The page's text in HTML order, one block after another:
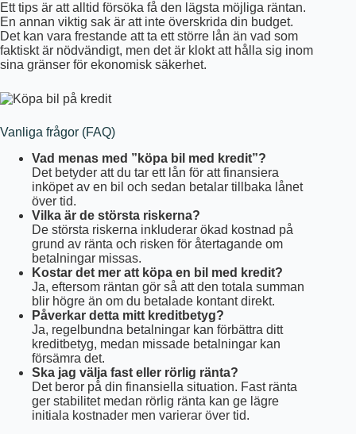
Ett tips är att alltid försöka få den lägsta möjliga räntan.
En annan viktig sak är att inte överskrida din budget.
Det kan vara frestande att ta ett större lån än vad som
faktiskt är nödvändigt, men det är klokt att hålla sig inom
sina gränser för ekonomisk säkerhet.
Vanliga frågor (FAQ)
Vad menas med ”köpa bil med kredit”?
Det betyder att du tar ett lån för att finansiera
inköpet av en bil och sedan betalar tillbaka lånet
över tid.
Vilka är de största riskerna?
De största riskerna inkluderar ökad kostnad på
grund av ränta och risken för återtagande om
betalningar missas.
Kostar det mer att köpa en bil med kredit?
Ja, eftersom räntan gör så att den totala summan
blir högre än om du betalade kontant direkt.
Påverkar detta mitt kreditbetyg?
Ja, regelbundna betalningar kan förbättra ditt
kreditbetyg, medan missade betalningar kan
försämra det.
Ska jag välja fast eller rörlig ränta?
Det beror på din finansiella situation. Fast ränta
ger stabilitet medan rörlig ränta kan ge lägre
initiala kostnader men varierar över tid.